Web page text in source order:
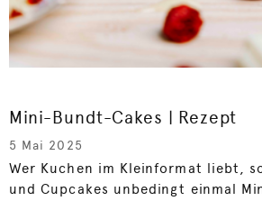
Mini-Bundt-Cakes | Rezept
5 Mai 2025
Wer Kuchen im Kleinformat liebt,
und Cupcakes unbedingt einmal